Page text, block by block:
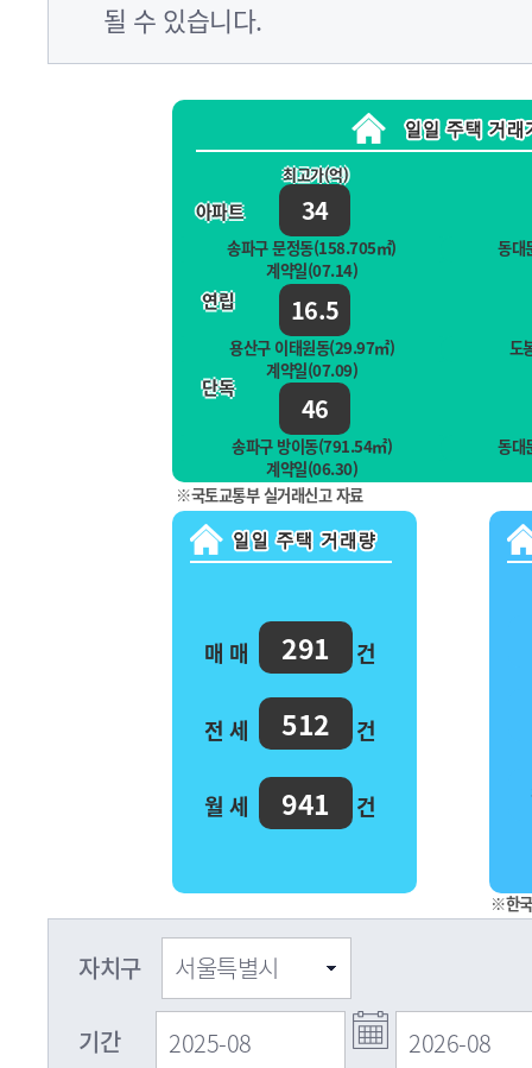
될 수 있습니다.
최고가(억)
아파트 34
송파구 문정동(158.705㎡)
계약일(07.14)
동대
연립 16.5
용산구 이태원동(29.97㎡)
계약일(07.09)
도
단독
46
송파구 방이동(791.54㎡)
계약일(06.30)
동대
※국토교통부 실거래신고 자료
매 매 건
291
전 세 건
512
월 세 건
941
※한
자치구
기간